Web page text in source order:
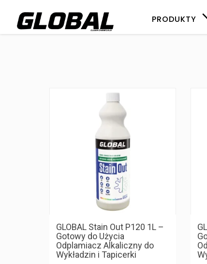
PRODUKTY
GLOBAL Stain Out P120 1L –
Gotowy do Użycia
Odplamiacz Alkaliczny do
Wykładzin i Tapicerki